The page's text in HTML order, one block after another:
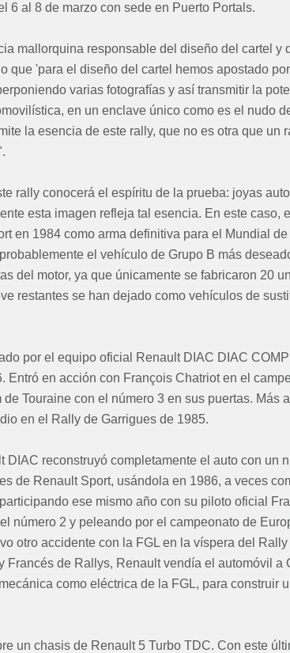
6 al 8 de marzo con sede en Puerto Portals.
mallorquina responsable del diseño del cartel y
que 'para el diseño del cartel hemos apostado
varias fotografías y así transmitir la
en un enclave único como es el nudo
la esencia de este rally, que no es otra que un
rally conocerá el espíritu de la prueba: joyas
esta imagen refleja tal esencia. En este caso,
en 1984 como arma definitiva para el Mundial
el vehículo de Grupo B más
del motor, ya que únicamente se fabricaron 20
restantes se han dejado como vehículos de
por el equipo oficial Renault DIAC DIAC
Entró en acción con François Chatriot en el
Touraine con el número 3 en sus puertas. Más
en el Rally de Garrigues de 1985.
reconstruyó completamente el auto con un
de Renault Sport, usándola en 1986, a veces
ese mismo año con su piloto oficial
número 2 y peleando por el campeonato de
otro accidente con la FGL en la víspera del Rally
Francés de Rallys, Renault vendía el automóvil a
como eléctrica de la FGL, para construir
un chasis de Renault 5 Turbo TDC. Con este